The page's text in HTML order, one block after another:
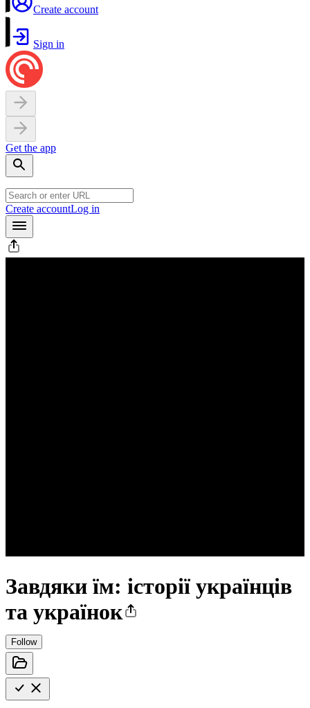
Create account
Sign in
Get the app
Create accountLog in
Завдяки їм: історії українців
та українок
Follow